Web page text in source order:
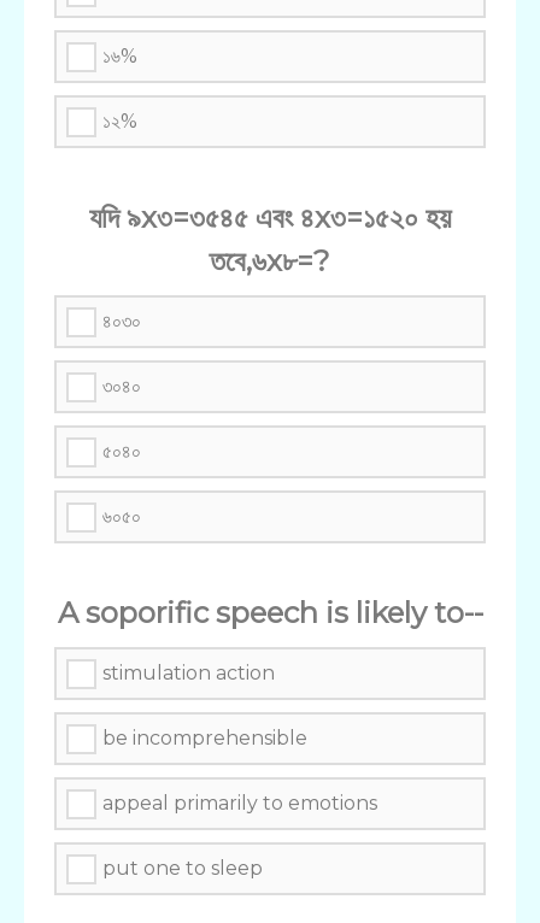
১৬%
১২%
যদি ৯x৩=৩৫৪৫ এবং ৪x৩=১৫২০ হয়
তবে,৬x৮=?
৪০৩০
৩০৪০
৫০৪০
৬০৫০
A soporific speech is likely to--
stimulation action
be incomprehensible
appeal primarily to emotions
put one to sleep